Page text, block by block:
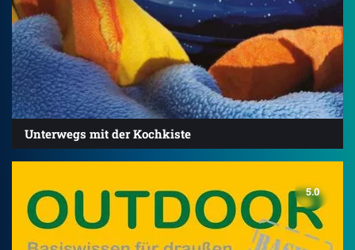
Unterwegs mit der Kochkiste
5.0